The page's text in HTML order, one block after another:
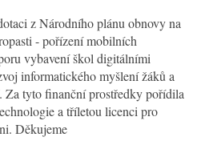
z Národního plánu obnovy na
- pořízení mobilních
vybavení škol digitálními
informatického myšlení žáků a
tyto finanční prostředky pořídila
a tříletou licenci pro
Děkujeme